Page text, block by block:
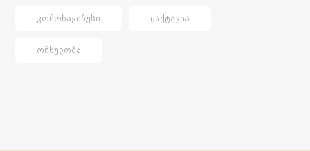
ᲙᲝᲠᲝᲜᲐᲕᲘᲠᲣᲡᲘ ᲚᲐᲥᲢᲐᲪᲘᲐ
ᲝᲠᲡᲣᲚᲝᲑᲐ